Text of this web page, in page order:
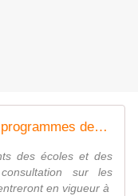
Actualités - Consultation sur les programmes des cycles 2, 3 et 4 - Éduscol
des écoles et des
sur les
en vigueur à